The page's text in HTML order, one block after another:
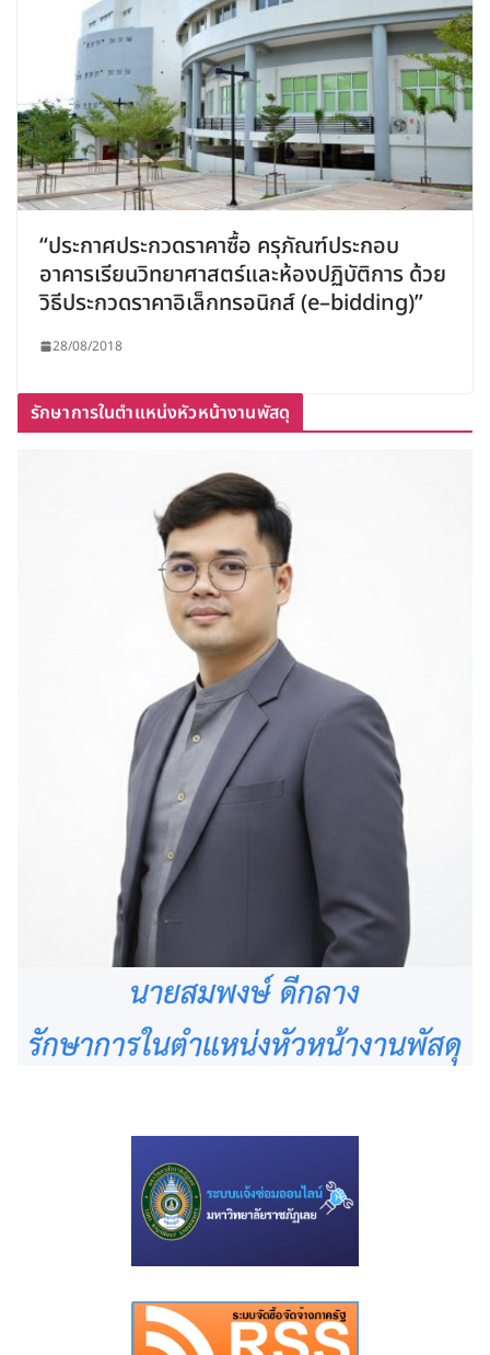
“ประกาศประกวดราคาซื้อ ครุภัณฑ์ประกอบ
อาคารเรียนวิทยาศาสตร์และห้องปฏิบัติการ ด้วย
วิธีประกวดราคาอิเล็กทรอนิกส์ (e–bidding)”
28/08/2018
รักษาการในตำแหน่งหัวหน้างานพัสดุ